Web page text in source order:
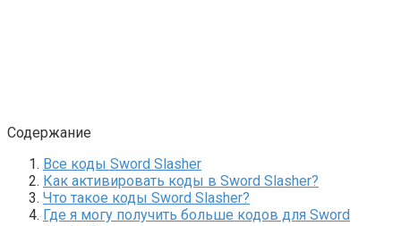
Содержание
Все коды Sword Slasher
Как активировать коды в Sword Slasher?
Что такое коды Sword Slasher?
Где я могу получить больше кодов для Sword